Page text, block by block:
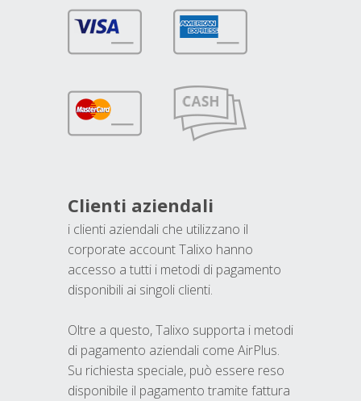
Clienti aziendali
i clienti aziendali che utilizzano il
corporate account Talixo hanno
accesso a tutti i metodi di pagamento
disponibili ai singoli clienti.
Oltre a questo, Talixo supporta i metodi
di pagamento aziendali come AirPlus.
Su richiesta speciale, può essere reso
disponibile il pagamento tramite fattura